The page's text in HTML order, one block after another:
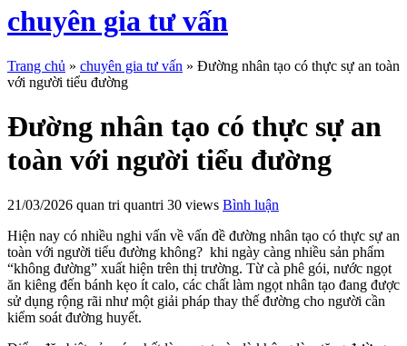
chuyên gia tư vấn
Trang chủ » chuyên gia tư vấn » Đường nhân tạo có thực sự an toàn
với người tiểu đường
Đường nhân tạo có thực sự an
toàn với người tiểu đường
21/03/2026 quan tri quantri 30 views Bình luận
Hiện nay có nhiều nghi vấn về vấn đề đường nhân tạo có thực sự an
toàn với người tiểu đường không? khi ngày càng nhiều sản phẩm
“không đường” xuất hiện trên thị trường. Từ cà phê gói, nước ngọt
ăn kiêng đến bánh kẹo ít calo, các chất làm ngọt nhân tạo đang được
sử dụng rộng rãi như một giải pháp thay thế đường cho người cần
kiểm soát đường huyết.